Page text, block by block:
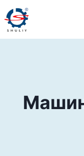
Перейти
к
содержимому